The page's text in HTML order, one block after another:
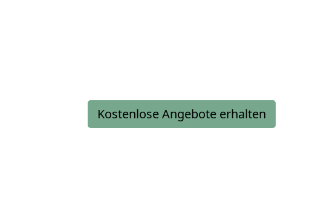
Kostenlose Angebote erhalten